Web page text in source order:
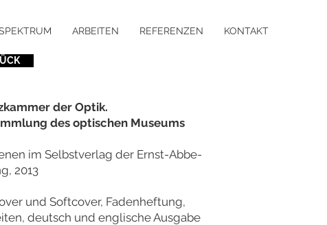
ARBEITEN REFERENZEN KONTAKT
der Optik.
des optischen Museums
im Selbstverlag der Ernst-Abbe-
2013
und Softcover, Fadenheftung,
deutsch und englische Ausgabe